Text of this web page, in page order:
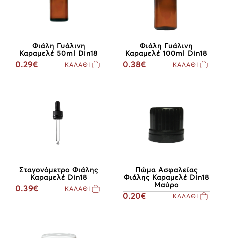
Φιάλη Γυάλινη
Καραμελέ 50ml Din18
0.29€ ΚΑΛΑΘΙ
Φιάλη Γυάλινη
Καραμελέ 100ml Din18
0.38€ ΚΑΛΑΘΙ
Σταγονόμετρο Φιάλης
Καραμελέ Din18
0.39€ ΚΑΛΑΘΙ
Πώμα Ασφαλείας
Φιάλης Καραμελέ Din18
Μαύρο
0.20€ ΚΑΛΑΘΙ